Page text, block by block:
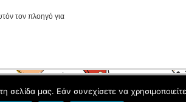
τον πλοηγό για
μας. Εάν συνεχίσετε να